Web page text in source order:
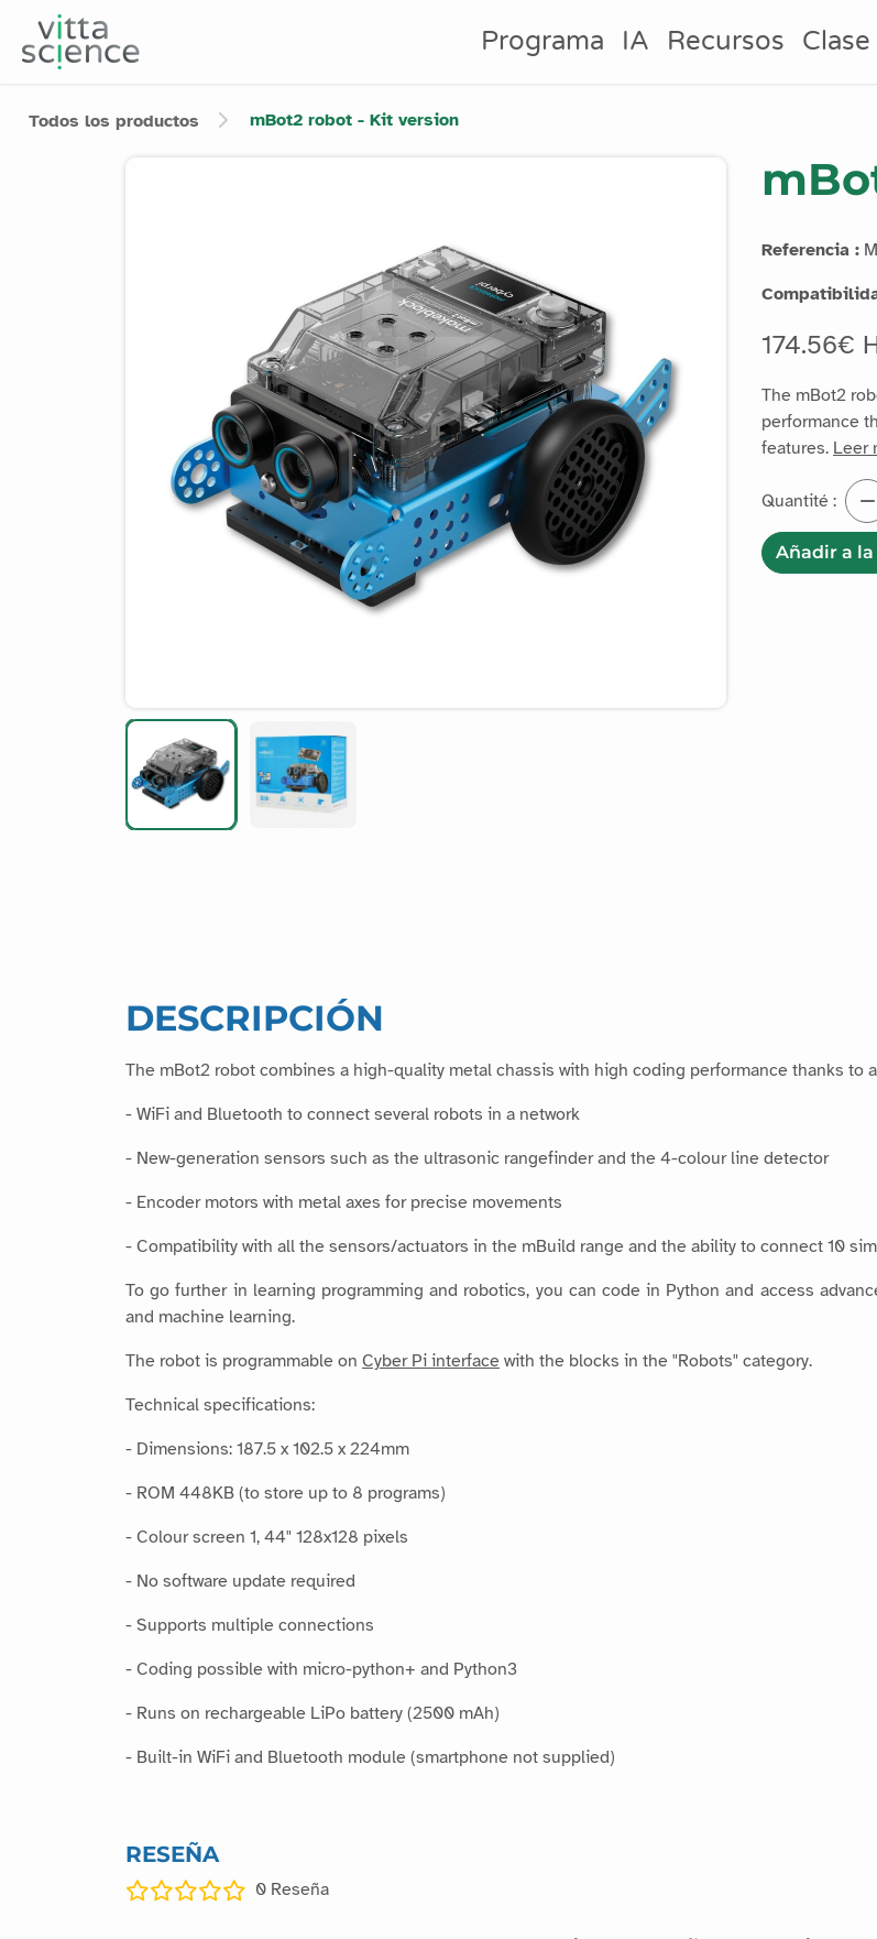
Programa IA Recursos Clase
Todos los productos mBot2 robot - Kit version
Referencia :
174.56€
The mBot2
performance
features. Leer
Quantité :
Añadir a la
DESCRIPCIÓN
The mBot2 robot combines a high-quality metal chassis with high coding performance thanks to
- WiFi and Bluetooth to connect several robots in a network
- New-generation sensors such as the ultrasonic rangefinder and the 4-colour line detector
- Encoder motors with metal axes for precise movements
- Compatibility with all the sensors/actuators in the mBuild range and the ability to connect 10
To go further in learning programming and robotics, you can code in Python and access
and machine learning.
The robot is programmable on Cyber Pi interface with the blocks in the "Robots" category.
Technical specifications:
- Dimensions: 187.5 x 102.5 x 224mm
- ROM 448KB (to store up to 8 programs)
- Colour screen 1, 44" 128x128 pixels
- No software update required
- Supports multiple connections
- Coding possible with micro-python+ and Python3
- Runs on rechargeable LiPo battery (2500 mAh)
- Built-in WiFi and Bluetooth module (smartphone not supplied)
RESEÑA
0 Reseña